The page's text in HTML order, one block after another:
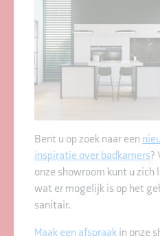
Bent u op zoek naar een
inspiratie over badkamers?
onze showroom kunt u
wat er mogelijk is op het
sanitair.
Maak een afspraak in onze